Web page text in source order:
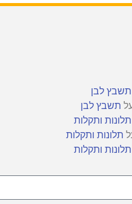
תשבץ לבן
תשבץ לבן
תלונות ותקלות
תלונות ותקלות
תלונות ותקלות